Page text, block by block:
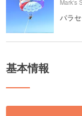
Mark's
パラ
基本情報